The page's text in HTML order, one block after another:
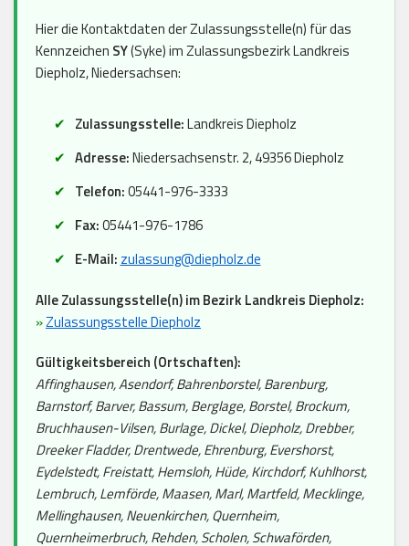
Hier die Kontaktdaten der Zulassungsstelle(n) für das
Kennzeichen SY(Syke) im Zulassungsbezirk Landkreis
Diepholz, Niedersachsen:
Zulassungsstelle:Landkreis Diepholz
Adresse:Niedersachsenstr. 2, 49356 Diepholz
Telefon:05441-976-3333
Fax:05441-976-1786
E-Mail: zulassung@diepholz.de
Alle Zulassungsstelle(n) im Bezirk Landkreis Diepholz:
»Zulassungsstelle Diepholz
Gültigkeitsbereich (Ortschaften):
Affinghausen, Asendorf, Bahrenborstel, Barenburg,
Barnstorf, Barver, Bassum, Berglage, Borstel, Brockum,
Bruchhausen-Vilsen, Burlage, Dickel, Diepholz, Drebber,
Dreeker Fladder, Drentwede, Ehrenburg, Evershorst,
Eydelstedt, Freistatt, Hemsloh, Hüde, Kirchdorf, Kuhlhorst,
Lembruch, Lemförde, Maasen, Marl, Martfeld, Mecklinge,
Mellinghausen, Neuenkirchen, Quernheim,
Quernheimerbruch, Rehden, Scholen, Schwaförden,